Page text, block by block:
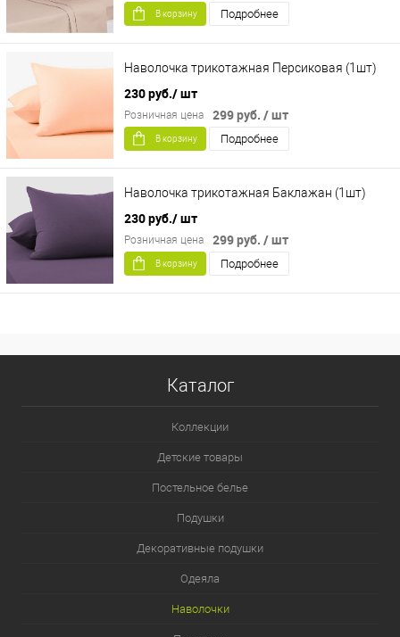
В корзину Подробнее
Наволочка трикотажная Персиковая (1шт)
230 руб./ шт
299 руб. / шт
Розничная цена
В корзину Подробнее
Наволочка трикотажная Баклажан (1шт)
230 руб./ шт
299 руб. / шт
Розничная цена
В корзину Подробнее
Каталог
Коллекции
Детские товары
Постельное белье
Подушки
Декоративные подушки
Одеяла
Наволочки